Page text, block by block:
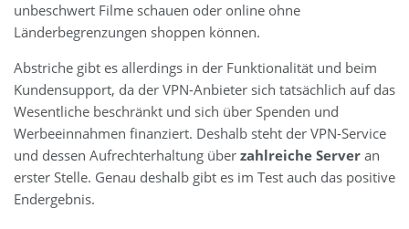
unbeschwert Filme schauen oder online ohne
Länderbegrenzungen shoppen können.
Abstriche gibt es allerdings in der Funktionalität und beim
Kundensupport, da der VPN-Anbieter sich tatsächlich auf das
Wesentliche beschränkt und sich über Spenden und
Werbeeinnahmen finanziert. Deshalb steht der VPN-Service
und dessen Aufrechterhaltung über zahlreiche Server an
erster Stelle. Genau deshalb gibt es im Test auch das positive
Endergebnis.